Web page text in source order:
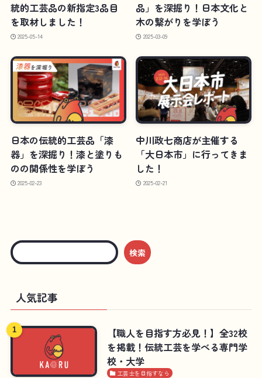
統的工芸品の新指定3品目
を取材しました！
2025-05-14
品」を深掘り！日本文化と
木の繋がりを学ぼう
2025-03-09
日本の伝統的工芸品「漆
器」を深掘り！漆と塗りも
のの関係性を学ぼう
2025-02-23
中川政七商店が主催する
「大日本市」に行ってきま
した！
2025-02-21
検索
人気記事
【職人を目指す方必見！】全32校
を掲載！伝統工芸を学べる専門学
校・大学
工芸士を目指すなら